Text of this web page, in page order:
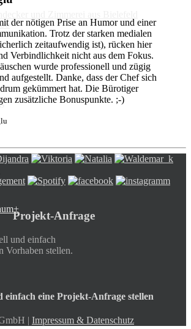
der nötigen Prise an Humor und einer
Trotz der starken medialen
zeitaufwendig ist), rücken hier
Verbindlichkeit nicht aus dem Fokus.
wurde professionell und zügig
aufgestellt. Danke, dass der Chef sich
gekümmert hat. Die Bürotiger
zusätzliche Bonuspunkte. ;-)
Projekt-Anfrage
und einfach
Vorhaben stellen.
einfach eine Projekt-Anfrage stellen
| Impressum & Datenschutz